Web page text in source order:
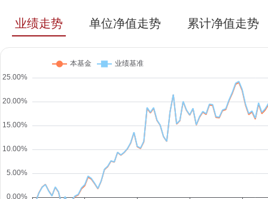
业绩走势 单位净值走势 累计净值走势